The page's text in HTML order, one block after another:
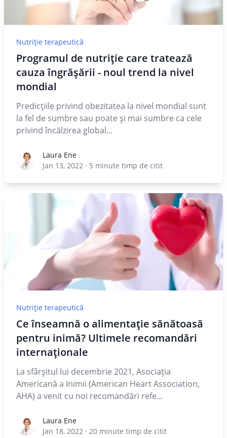
Nutriție terapeutică
Programul de nutriție care tratează
cauza îngrășării - noul trend la nivel
mondial
Predicțiile privind obezitatea la nivel mondial sunt
la fel de sumbre sau poate și mai sumbre ca cele
privind încălzirea global...
Laura EneLaura Ene
Jan 13, 2022 · 5 minute timp de citit
Nutriție terapeutică
Ce înseamnă o alimentație sănătoasă
pentru inimă? Ultimele recomandări
internaționale
La sfârșitul lui decembrie 2021, Asociația
Americană a Inimii (American Heart Association,
AHA) a venit cu noi recomandări refe...
Laura EneLaura Ene
Jan 18, 2022 · 20 minute timp de citit